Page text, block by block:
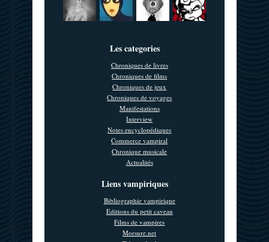
Les categories
Chroniques de livres
Chroniques de films
Chroniques de jeux
Chroniques de voyages
Manifestations
Interview
Notes encyclopédiques
Commerce vampiral
Chronique musicale
Actualités
Liens vampiriques
Bibliographie vampirique
Editions du petit caveau
Films de vampires
Morsure.net